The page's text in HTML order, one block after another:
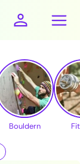
Bouldern